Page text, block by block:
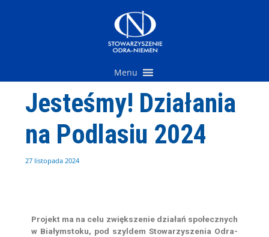
Menu
Jesteśmy! Działania
na Podlasiu 2024
27 listopada 2024
Projekt ma na celu zwiększenie działań społecznych
w Białymstoku, pod szyldem Stowarzyszenia Odra-